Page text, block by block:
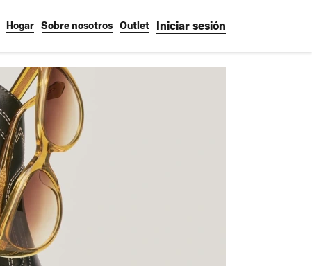
Hogar Sobre nosotros Outlet Iniciar sesión